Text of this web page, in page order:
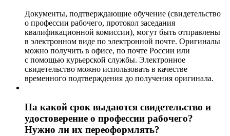
Документы, подтверждающие обучение (свидетельство
о профессии рабочего, протокол заседания
квалификационной комиссии), могут быть отправлены
в электронном виде по электронной почте. Оригиналы
можно получить в офисе, по почте России или
с помощью курьерской службы. Электронное
свидетельство можно использовать в качестве
временного подтверждения до получения оригинала.
На какой срок выдаются свидетельство и
удостоверение о профессии рабочего?
Нужно ли их переоформлять?